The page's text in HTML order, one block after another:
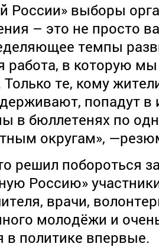
России» выборы
– это не просто
темпы
работа, в которую
те, кому
попадут в
в бюллетенях по
округам»,
решил побороться
Россию»
врачи,
молодёжи и
в политике впервые.